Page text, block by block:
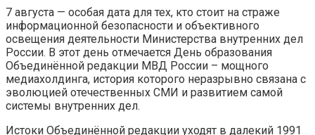
7 августа — особая дата для тех, кто стоит на страже
информационной безопасности и объективного
освещения деятельности Министерства внутренних дел
России. В этот день отмечается День образования
Объединённой редакции МВД России – мощного
медиахолдинга, история которого неразрывно связана с
эволюцией отечественных СМИ и развитием самой
системы внутренних дел.
Истоки Объединённой редакции уходят в далекий 1991